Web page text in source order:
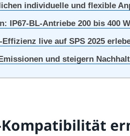
individuelle und flexible
IP67-BL-Antriebe 200 bis 400 W
live auf SPS 2025
und steigern